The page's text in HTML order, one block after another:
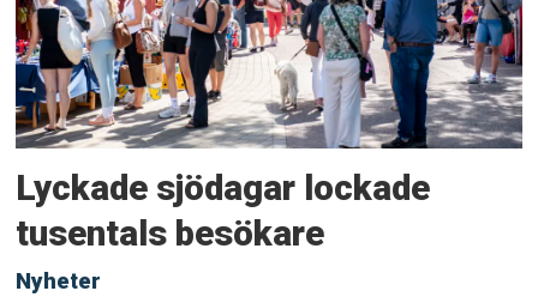
Lyckade sjödagar lockade
tusentals besökare
Nyheter